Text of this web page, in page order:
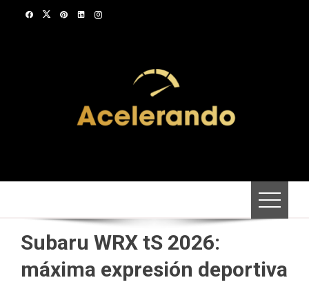
Subaru WRX tS 2026:
máxima expresión deportiva